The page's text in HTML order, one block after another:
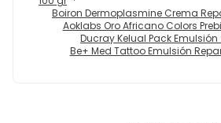
Boiron Dermoplasmine Crema
Aoklabs Oro Africano Colors
Ducray Kelual Pack Emulsión
Be+ Med Tattoo Emulsión